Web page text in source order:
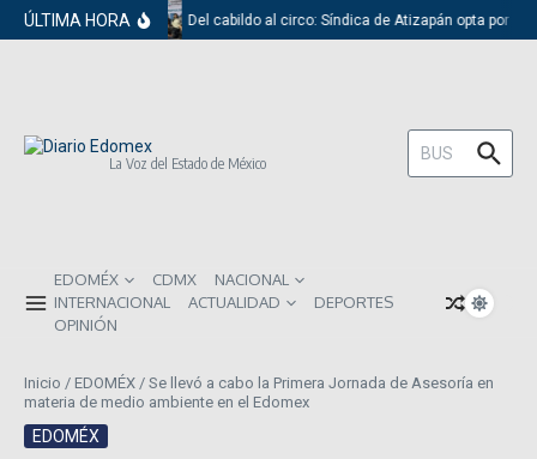
Saltar al contenido
ÚLTIMA HORA Del cabildo al circo: Síndica de Atizapán opta por el
La Voz del Estado de México
Buscar:
EDOMÉX CDMX
NACIONAL
INTERNACIONAL
ACTUALIDAD
DEPORTES
OPINIÓN
Inicio / EDOMÉX / Se llevó a cabo la Primera Jornada de Asesoría en
materia de medio ambiente en el Edomex
EDOMÉX